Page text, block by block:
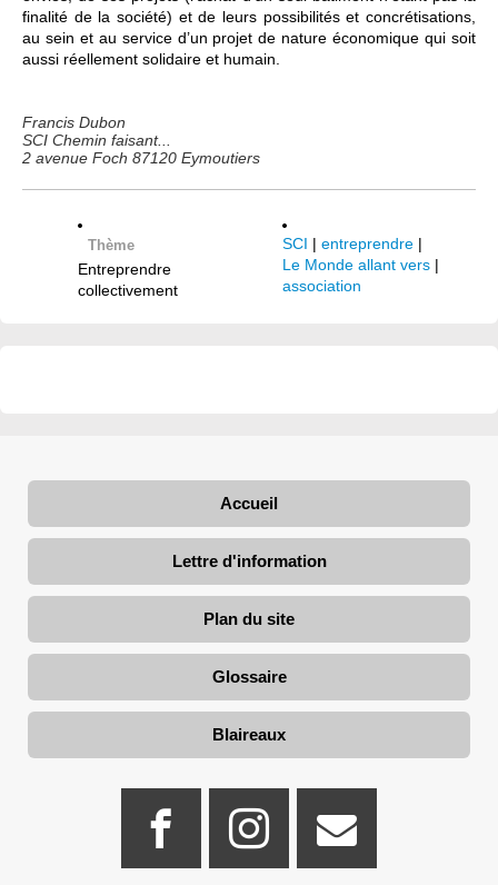
finalité de la société) et de leurs possibilités et concrétisations,
au sein et au service d’un projet de nature économique qui soit
aussi réellement solidaire et humain.
Francis Dubon
SCI Chemin faisant...
2 avenue Foch 87120 Eymoutiers
Thème
Entreprendre
collectivement
SCI | entreprendre |
Le Monde allant vers |
association
Accueil
Lettre d'information
Plan du site
Glossaire
Blaireaux